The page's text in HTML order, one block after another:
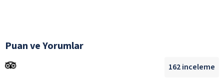
Puan ve Yorumlar
162inceleme